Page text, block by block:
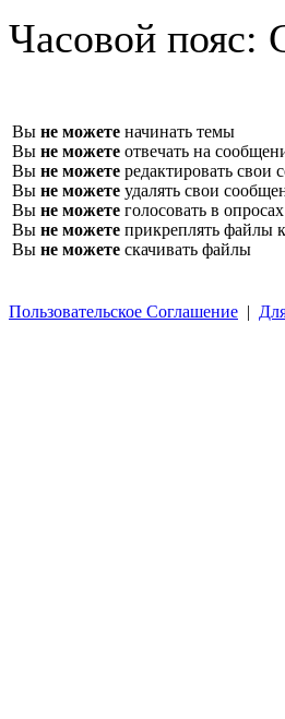
Часовой пояс:
Вы не можете начинать темы
Вы не можете отвечать на
Вы не можете редактировать свои
Вы не можете удалять свои
Вы не можете голосовать в опросах
Вы не можете прикреплять файлы
Вы не можете скачивать файлы
Пользовательское Соглашение |